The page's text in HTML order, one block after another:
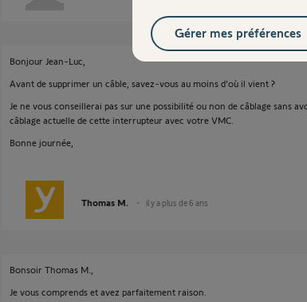
Bonjour Jean-Luc,
Avant de supprimer un câble, savez-vous au moins d'où il vient ?
Je ne vous conseillerai pas sur une possibilité ou non de câblage sans
câblage actuelle de cette interrupteur avec votre VMC.
Bonne journée,
Thomas M. il y a plus de 6 ans
Bonsoir Thomas M.,
Je vous comprends et avez parfaitement raison.
Gérer mes préférences